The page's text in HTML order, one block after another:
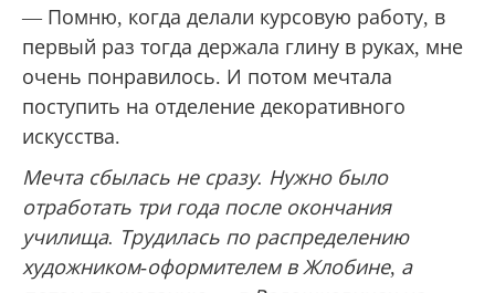
— Помню, когда делали курсовую работу, в
первый раз тогда держала глину в руках, мне
очень понравилось. И потом мечтала
поступить на отделение декоративного
искусства.
Мечта сбылась не сразу. Нужно было
отработать три года после окончания
училища. Трудилась по распределению
художником-оформителем в Жлобине, а